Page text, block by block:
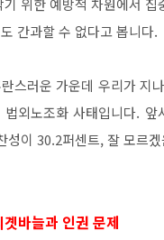
위한 예방적 차원에서
간과할 수 없다고 봅니다.
스러운 가운데 우리가 지
외노조화 사태입니다.
이 30.2퍼센트, 잘 모르
바늘과 인권 문제